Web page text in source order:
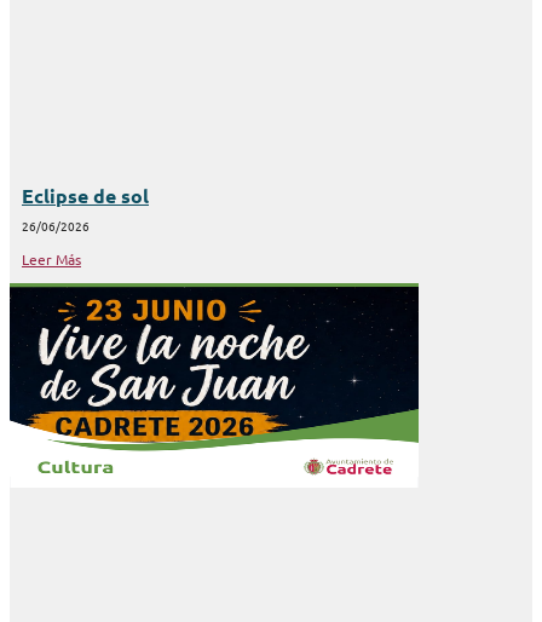
Eclipse de sol
26/06/2026
Leer Más